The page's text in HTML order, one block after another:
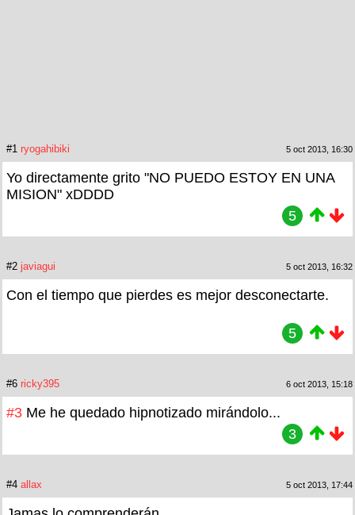
#1 ryogahibiki 5 oct 2013, 16:30
Yo directamente grito "NO PUEDO ESTOY EN UNA
MISION" xDDDD
5
#2 javiagui 5 oct 2013, 16:32
Con el tiempo que pierdes es mejor desconectarte.
5
#6 ricky395 6 oct 2013, 15:18
#3 Me he quedado hipnotizado mirándolo...
3
#4 allax 5 oct 2013, 17:44